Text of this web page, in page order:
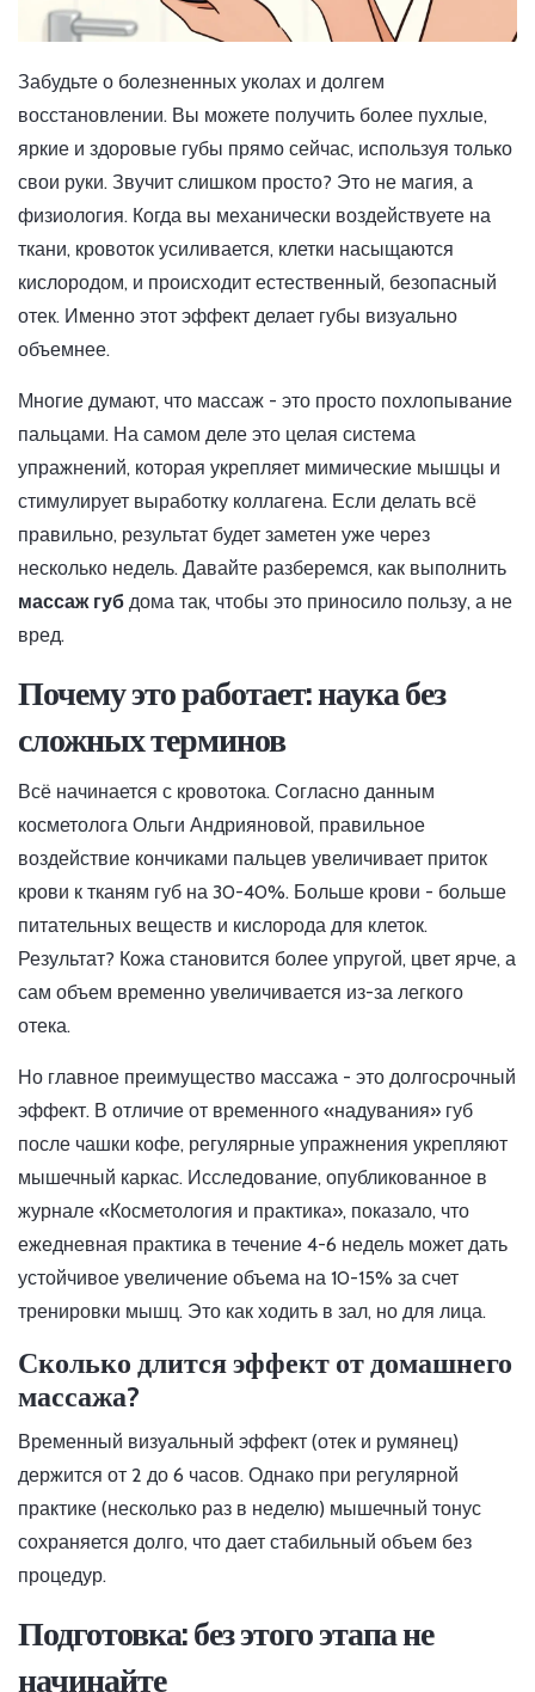
Забудьте о болезненных уколах и долгем
восстановлении. Вы можете получить более пухлые,
яркие и здоровые губы прямо сейчас, используя только
свои руки. Звучит слишком просто? Это не магия, а
физиология. Когда вы механически воздействуете на
ткани, кровоток усиливается, клетки насыщаются
кислородом, и происходит естественный, безопасный
отек. Именно этот эффект делает губы визуально
объемнее.
Многие думают, что массаж - это просто похлопывание
пальцами. На самом деле это целая система
упражнений, которая укрепляет мимические мышцы и
стимулирует выработку коллагена. Если делать всё
правильно, результат будет заметен уже через
несколько недель. Давайте разберемся, как выполнить
массаж губ дома так, чтобы это приносило пользу, а не
вред.
Почему это работает: наука без
сложных терминов
Всё начинается с кровотока. Согласно данным
косметолога Ольги Андрияновой, правильное
воздействие кончиками пальцев увеличивает приток
крови к тканям губ на 30-40%. Больше крови - больше
питательных веществ и кислорода для клеток.
Результат? Кожа становится более упругой, цвет ярче, а
сам объем временно увеличивается из-за легкого
отека.
Но главное преимущество массажа - это долгосрочный
эффект. В отличие от временного «надувания» губ
после чашки кофе, регулярные упражнения укрепляют
мышечный каркас. Исследование, опубликованное в
журнале «Косметология и практика», показало, что
ежедневная практика в течение 4-6 недель может дать
устойчивое увеличение объема на 10-15% за счет
тренировки мышц. Это как ходить в зал, но для лица.
Сколько длится эффект от домашнего
массажа?
Временный визуальный эффект (отек и румянец)
держится от 2 до 6 часов. Однако при регулярной
практике (несколько раз в неделю) мышечный тонус
сохраняется долго, что дает стабильный объем без
процедур.
Подготовка: без этого этапа не
начинайте